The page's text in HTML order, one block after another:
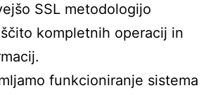
SSL metodologijo
kompletnih operacij in
funkcioniranje sistema